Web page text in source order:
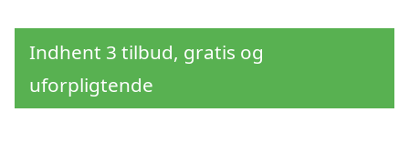
Indhent 3 tilbud, gratis og
uforpligtende